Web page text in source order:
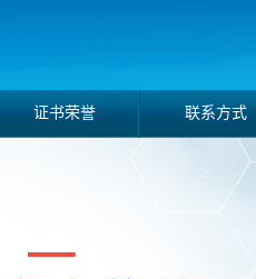
证书荣誉 联系方式